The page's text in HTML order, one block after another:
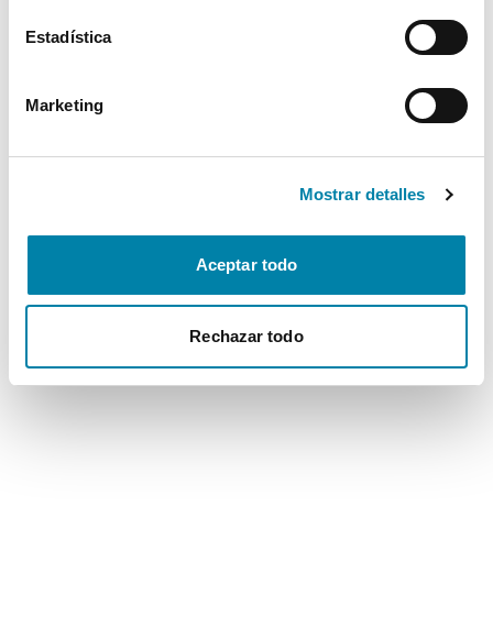
Estadística
Marketing
Mostrar detalles
Aceptar todo
Rechazar todo